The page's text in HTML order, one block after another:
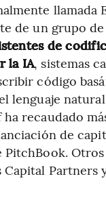
llamada
de un grupo
de
la IA, sistemas
código
lenguaje
recaudado
de
PitchBook.
Capital Partners